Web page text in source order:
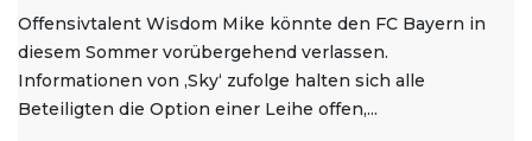
Offensivtalent Wisdom Mike könnte den FC Bayern in
diesem Sommer vorübergehend verlassen.
Informationen von ‚Sky‘ zufolge halten sich alle
Beteiligten die Option einer Leihe offen,...